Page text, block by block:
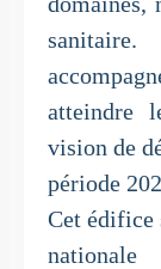
atteindre
vision de
période
Cet édifice